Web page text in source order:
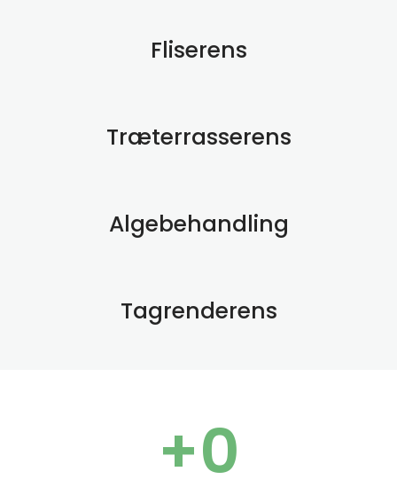
Fliserens
Træterrasserens
Algebehandling
Tagrenderens
+0